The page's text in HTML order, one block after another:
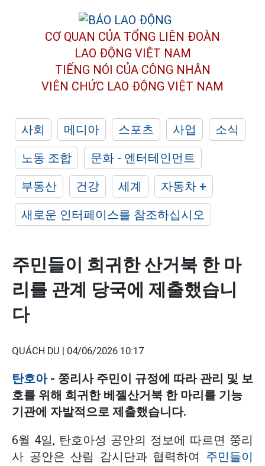
CƠ QUAN CỦA TỔNG LIÊN ĐOÀN
LAO ĐỘNG VIỆT NAM
TIẾNG NÓI CỦA CÔNG NHÂN
VIÊN CHỨC LAO ĐỘNG VIỆT NAM
사회 메디아 스포츠 사업
소식
노동 조합
문화 - 엔터테인먼트
부동산
건강 세계
자동차 +
새로운 인터페이스를 참조하십시오
주민들이 희귀한 산거북 한 마
리를 관계 당국에 제출했습니
다
QUÁCH DU | 04/06/2026 10:17
탄호아- 쭝리사 주민이 규정에 따라 관리 및 보
호를 위해 희귀한 베젤산거북 한 마리를 기능
기관에 자발적으로 제출했습니다.
6월 4일, 탄호아성 공안의 정보에 따르면 쭝리
사 공안은 산림 감시단과 협력하여 주민들이